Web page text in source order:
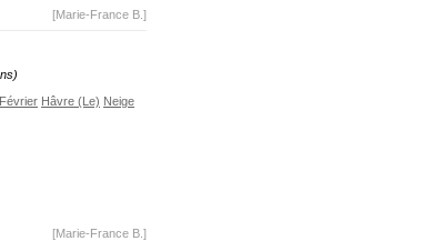
[Marie-France B.]
Février Hâvre (Le) Neige
[Marie-France B.]